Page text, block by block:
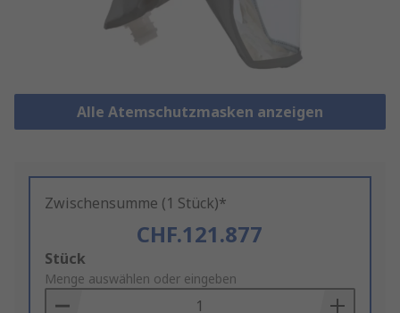
Alle Atemschutzmasken anzeigen
Zwischensumme (1 Stück)*
CHF.121.877
Add
to
Basket
Stück
Menge auswählen oder eingeben